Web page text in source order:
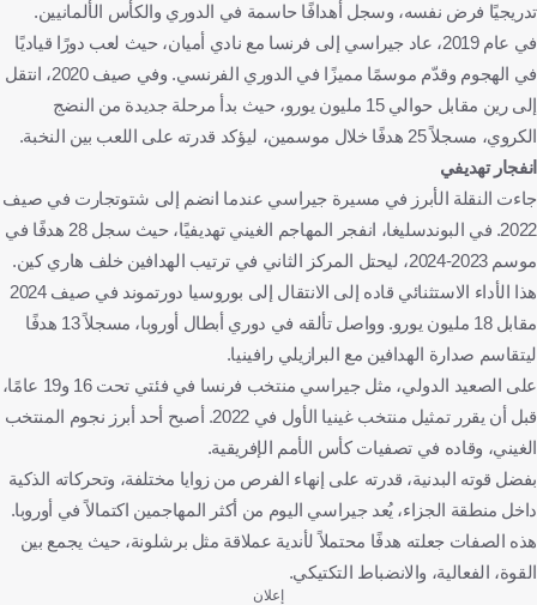
تدريجيًا فرض نفسه، وسجل أهدافًا حاسمة في الدوري والكأس الألمانيين.
في عام 2019، عاد جيراسي إلى فرنسا مع نادي أميان، حيث لعب دورًا قياديًا
في الهجوم وقدّم موسمًا مميزًا في الدوري الفرنسي. وفي صيف 2020، انتقل
إلى رين مقابل حوالي 15 مليون يورو، حيث بدأ مرحلة جديدة من النضج
الكروي، مسجلاً 25 هدفًا خلال موسمين، ليؤكد قدرته على اللعب بين النخبة.
انفجار تهديفي
جاءت النقلة الأبرز في مسيرة جيراسي عندما انضم إلى شتوتجارت في صيف
2022. في البوندسليغا، انفجر المهاجم الغيني تهديفيًا، حيث سجل 28 هدفًا في
موسم 2023-2024، ليحتل المركز الثاني في ترتيب الهدافين خلف هاري كين.
هذا الأداء الاستثنائي قاده إلى الانتقال إلى بوروسيا دورتموند في صيف 2024
مقابل 18 مليون يورو. وواصل تألقه في دوري أبطال أوروبا، مسجلاً 13 هدفًا
ليتقاسم صدارة الهدافين مع البرازيلي رافينيا.
على الصعيد الدولي، مثل جيراسي منتخب فرنسا في فئتي تحت 16 و19 عامًا،
قبل أن يقرر تمثيل منتخب غينيا الأول في 2022. أصبح أحد أبرز نجوم المنتخب
الغيني، وقاده في تصفيات كأس الأمم الإفريقية.
بفضل قوته البدنية، قدرته على إنهاء الفرص من زوايا مختلفة، وتحركاته الذكية
داخل منطقة الجزاء، يُعد جيراسي اليوم من أكثر المهاجمين اكتمالاً في أوروبا.
هذه الصفات جعلته هدفًا محتملاً لأندية عملاقة مثل برشلونة، حيث يجمع بين
القوة، الفعالية، والانضباط التكتيكي.
إعلان